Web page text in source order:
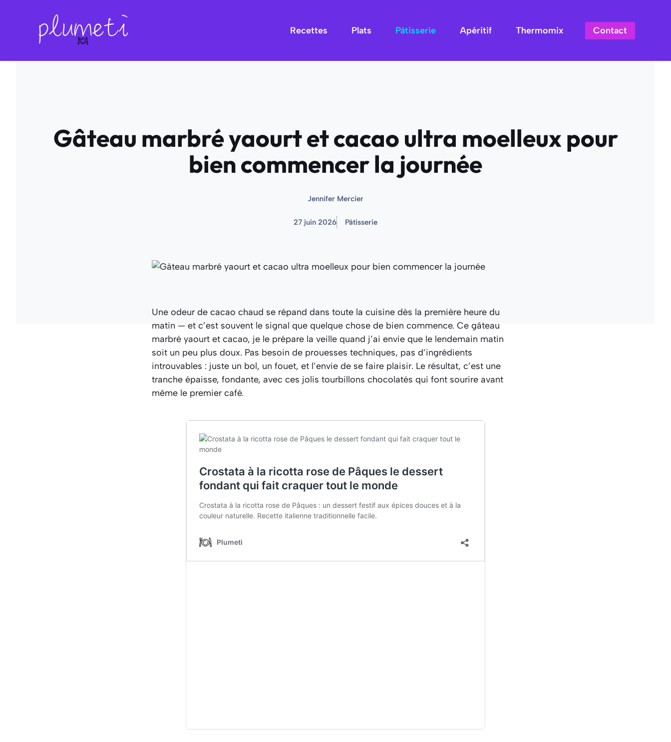
Recettes Plats Pâtisserie Apéritif Thermomix Contact
Gâteau marbré yaourt et cacao ultra moelleux pour
bien commencer la journée
Jennifer Mercier
27 juin 2026 Pâtisserie
Une odeur de cacao chaud se répand dans toute la cuisine dès la première heure du
matin — et c’est souvent le signal que quelque chose de bien commence. Ce gâteau
marbré yaourt et cacao, je le prépare la veille quand j’ai envie que le lendemain matin
soit un peu plus doux. Pas besoin de prouesses techniques, pas d’ingrédients
introuvables : juste un bol, un fouet, et l’envie de se faire plaisir. Le résultat, c’est une
tranche épaisse, fondante, avec ces jolis tourbillons chocolatés qui font sourire avant
même le premier café.